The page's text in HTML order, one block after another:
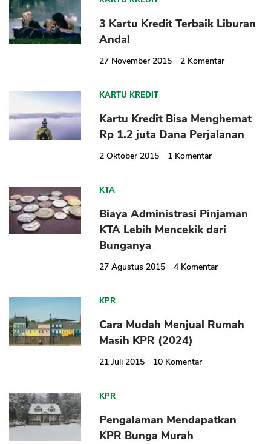
3 Kartu Kredit Terbaik Liburan
Anda!
27 November 2015 2 Komentar
KARTU KREDIT
Kartu Kredit Bisa Menghemat
Rp 1.2 juta Dana Perjalanan
2 Oktober 2015 1 Komentar
KTA
Biaya Administrasi Pinjaman
KTA Lebih Mencekik dari
Bunganya
27 Agustus 2015 4 Komentar
KPR
Cara Mudah Menjual Rumah
Masih KPR (2024)
21 Juli 2015 10 Komentar
KPR
Pengalaman Mendapatkan
KPR Bunga Murah